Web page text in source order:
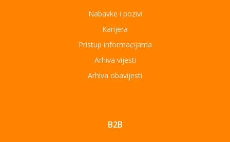
Nabavke i pozivi
Karijera
Pristup informacijama
Arhiva vijesti
Arhiva obavijesti
B2B